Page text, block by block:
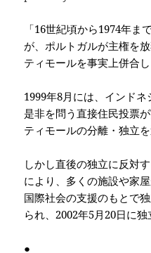
「16世紀頃から1974年ま
が、ポルトガルが主権を
ティモールを事実上併合し
1999年8月には、インド
是非を問う直接住民投票
ティモールの分離・独立を
しかし直後の独立に反対
により、多くの施設や家
国際社会の支援のもとで
られ、2002年5月20日に独
●